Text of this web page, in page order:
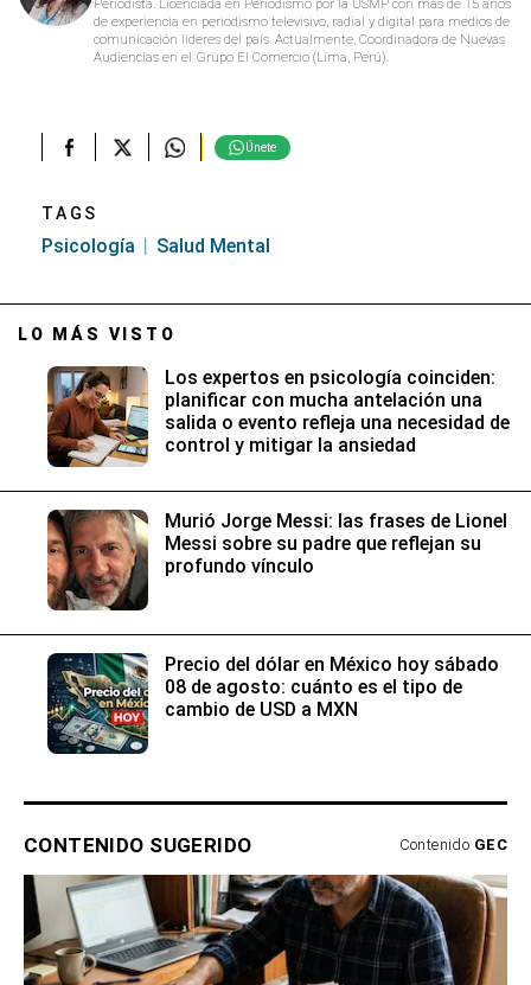
Periodista. Licenciada en Periodismo por la USMP con más de 15 años
de experiencia en periodismo televisivo, radial y digital para medios de
comunicación líderes del país. Actualmente, Coordinadora de Nuevas
Audiencias en el Grupo El Comercio (Lima, Perú).
Únete
TAGS
Psicología Salud Mental
LO MÁS VISTO
Los expertos en psicología coinciden:
planificar con mucha antelación una
salida o evento refleja una necesidad de
control y mitigar la ansiedad
Murió Jorge Messi: las frases de Lionel
Messi sobre su padre que reflejan su
profundo vínculo
Precio del dólar en México hoy sábado
08 de agosto: cuánto es el tipo de
cambio de USD a MXN
CONTENIDO SUGERIDO Contenido GEC